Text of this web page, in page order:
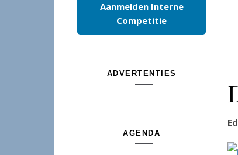
Aanmelden Interne
Competitie
ADVERTENTIES
AGENDA